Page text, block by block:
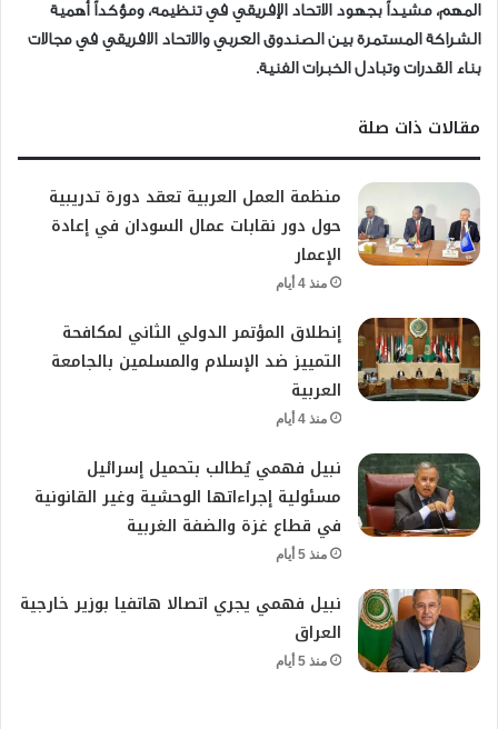
المهم، مشيداً بجهود الاتحاد الإفريقي في تنظيمه، ومؤكداً أهمية
الشراكة المستمرة بين الصندوق العربي والاتحاد الافريقي في مجالات
بناء القدرات وتبادل الخبرات الفنية.
مقالات ذات صلة
منظمة العمل العربية تعقد دورة تدريبية
حول دور نقابات عمال السودان في إعادة
الإعمار
منذ 4 أيام
إنطلاق المؤتمر الدولي الثاني لمكافحة
التمييز ضد الإسلام والمسلمين بالجامعة
العربية
منذ 4 أيام
نبيل فهمي يُطالب بتحميل إسرائيل
مسئولية إجراءاتها الوحشية وغير القانونية
في قطاع غزة والضفة الغربية
منذ 5 أيام
نبيل فهمي يجري اتصالا هاتفيا بوزير خارجية
العراق
منذ 5 أيام